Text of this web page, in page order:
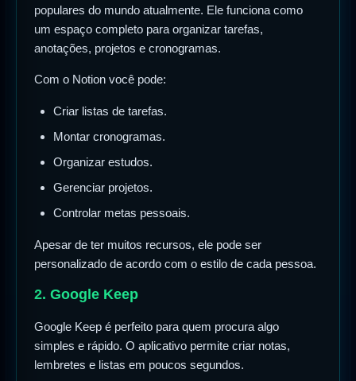
populares do mundo atualmente. Ele funciona como
um espaço completo para organizar tarefas,
anotações, projetos e cronogramas.
Com o Notion você pode:
Criar listas de tarefas.
Montar cronogramas.
Organizar estudos.
Gerenciar projetos.
Controlar metas pessoais.
Apesar de ter muitos recursos, ele pode ser
personalizado de acordo com o estilo de cada pessoa.
2. Google Keep
Google Keep é perfeito para quem procura algo
simples e rápido. O aplicativo permite criar notas,
lembretes e listas em poucos segundos.